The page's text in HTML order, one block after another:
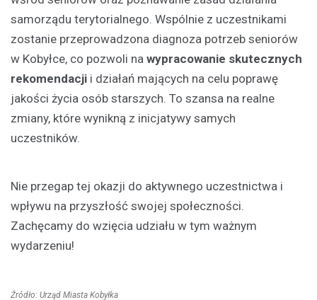
samorządu terytorialnego. Wspólnie z uczestnikami
zostanie przeprowadzona diagnoza potrzeb seniorów
w Kobyłce, co pozwoli na wypracowanie skutecznych
rekomendacji i działań mających na celu poprawę
jakości życia osób starszych. To szansa na realne
zmiany, które wynikną z inicjatywy samych
uczestników.
Nie przegap tej okazji do aktywnego uczestnictwa i
wpływu na przyszłość swojej społeczności.
Zachęcamy do wzięcia udziału w tym ważnym
wydarzeniu!
Źródło: Urząd Miasta Kobyłka